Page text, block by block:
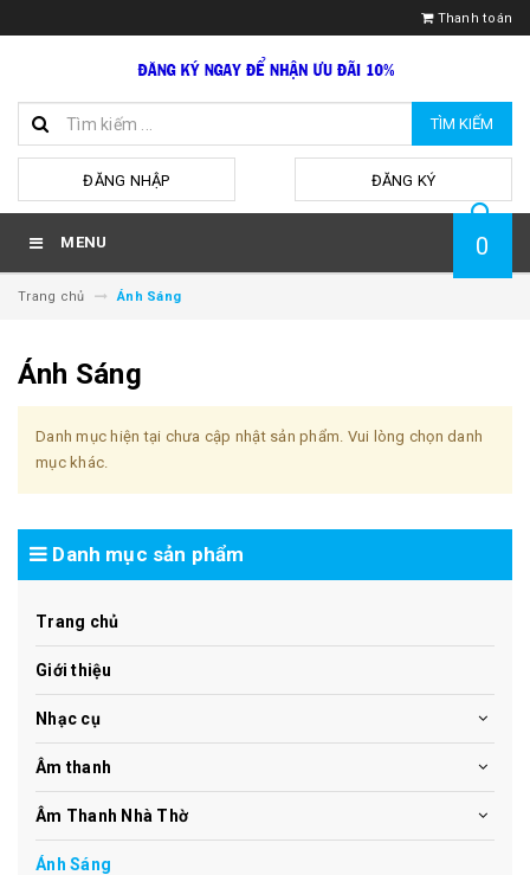
Thanh toán
TÌM KIẾM
ĐĂNG NHẬP ĐĂNG KÝ
MENU 0
Trang chủ Ánh Sáng
Ánh Sáng
Danh mục hiện tại chưa cập nhật sản phẩm. Vui lòng chọn danh
mục khác.
Danh mục sản phẩm
Trang chủ
Giới thiệu
Nhạc cụ
Âm thanh
Âm Thanh Nhà Thờ
Ánh Sáng